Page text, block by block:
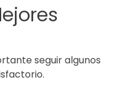
seguir algunos